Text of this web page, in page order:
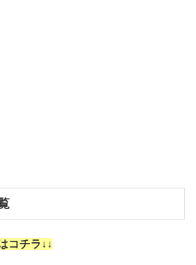
コチラ↓↓